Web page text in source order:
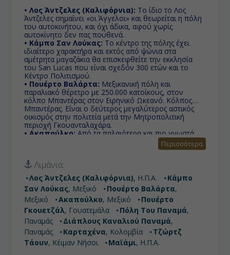
• Λος Άντζελες (Καλιφόρνια): Το ίδιο το Λος
Άντζελες σημαίνει «οι Άγγελοι» και θεωρείται η πόλη
του αυτοκινήτου, και όχι άδικα, αφού χωρίς
αυτοκίνητο δεν πας πουθενά.
• Κάμπο Σαν Λούκας: Το κέντρο της πόλης έχει
ιδιαίτερο χαρακτήρα και εκτός από ψώνια στα
αμέτρητα μαγαζάκια θα επισκεφθείτε την εκκλησία
του San Lucas που είναι σχεδόν 300 ετών και το
Κέντρο Πολιτισμού.
• Πουέρτο Βαλάρτα: Μεξικανική πόλη και
παραλιακό θέρετρο με 250.000 κατοίκους, στον
κόλπο Μπαντέρας στον Ειρηνικό Ωκεανό. Κόλπος
Μπαντέρας. Είναι ο δεύτερος μεγαλύτερος αστικός
οικισμός στην πολιτεία μετά την Μητροπολιτική
περιοχή Γκουανταλαχάρα.
• Ακαπούλκο: Aπό τα παλαιότερα και πιο γνωστά
θέρετρα του Μεξικού, ήρθε στο προσκήνιο στη
δεκαετία του 1950 ως απόδραση για σταρ του
Χόλιγουντ και εκατομμυριούχoυς.
• Πουέρτο Γκουετζάλ:
μεγαλύτερο λιμάνι της Γουατεμάλας στον Ειρηνικό
Ωκεανό. Είναι σημαντικό τόσο για την κυκλοφορία
εμπορευμάτων και ως σημείο προσέγγισης για τα
κρουαζιερόπλοια.
• Πόλη Του Παναμά:Η Πόλη του Παναμά είναι η
πρωτεύουσα και μεγαλύτερη πόλη του Παναμά. Ο
πληθυσμός της πόλης είναι 880.691 ενώ η
μητροπολιτική περιοχή έχει 1.272.672 κατοίκους. Η
πόλη είναι στην Διώρυγα του Παναμά από την
πλευρά του Ειρηνικού Ωκεανού.
Περισσότερα
Λιμάνια:
Λος Άντζελες (Καλιφόρνια), Η.Π.Α.
Κάμπο
Σαν Λούκας, Μεξικό Πουέρτο Βαλάρτα,
Μεξικό
Ακαπούλκο, Μεξικό
Πουέρτο
Γκουετζάλ, Γουατεμάλα Πόλη Του Παναμά,
Παναμάς
Διάπλους Καναλιού Παναμά,
Παναμάς
Καρταχένα, Κολομβία
Τζώρτζ
Τάουν, Κέιμαν Νήσοι Μαϊάμι, Η.Π.Α.